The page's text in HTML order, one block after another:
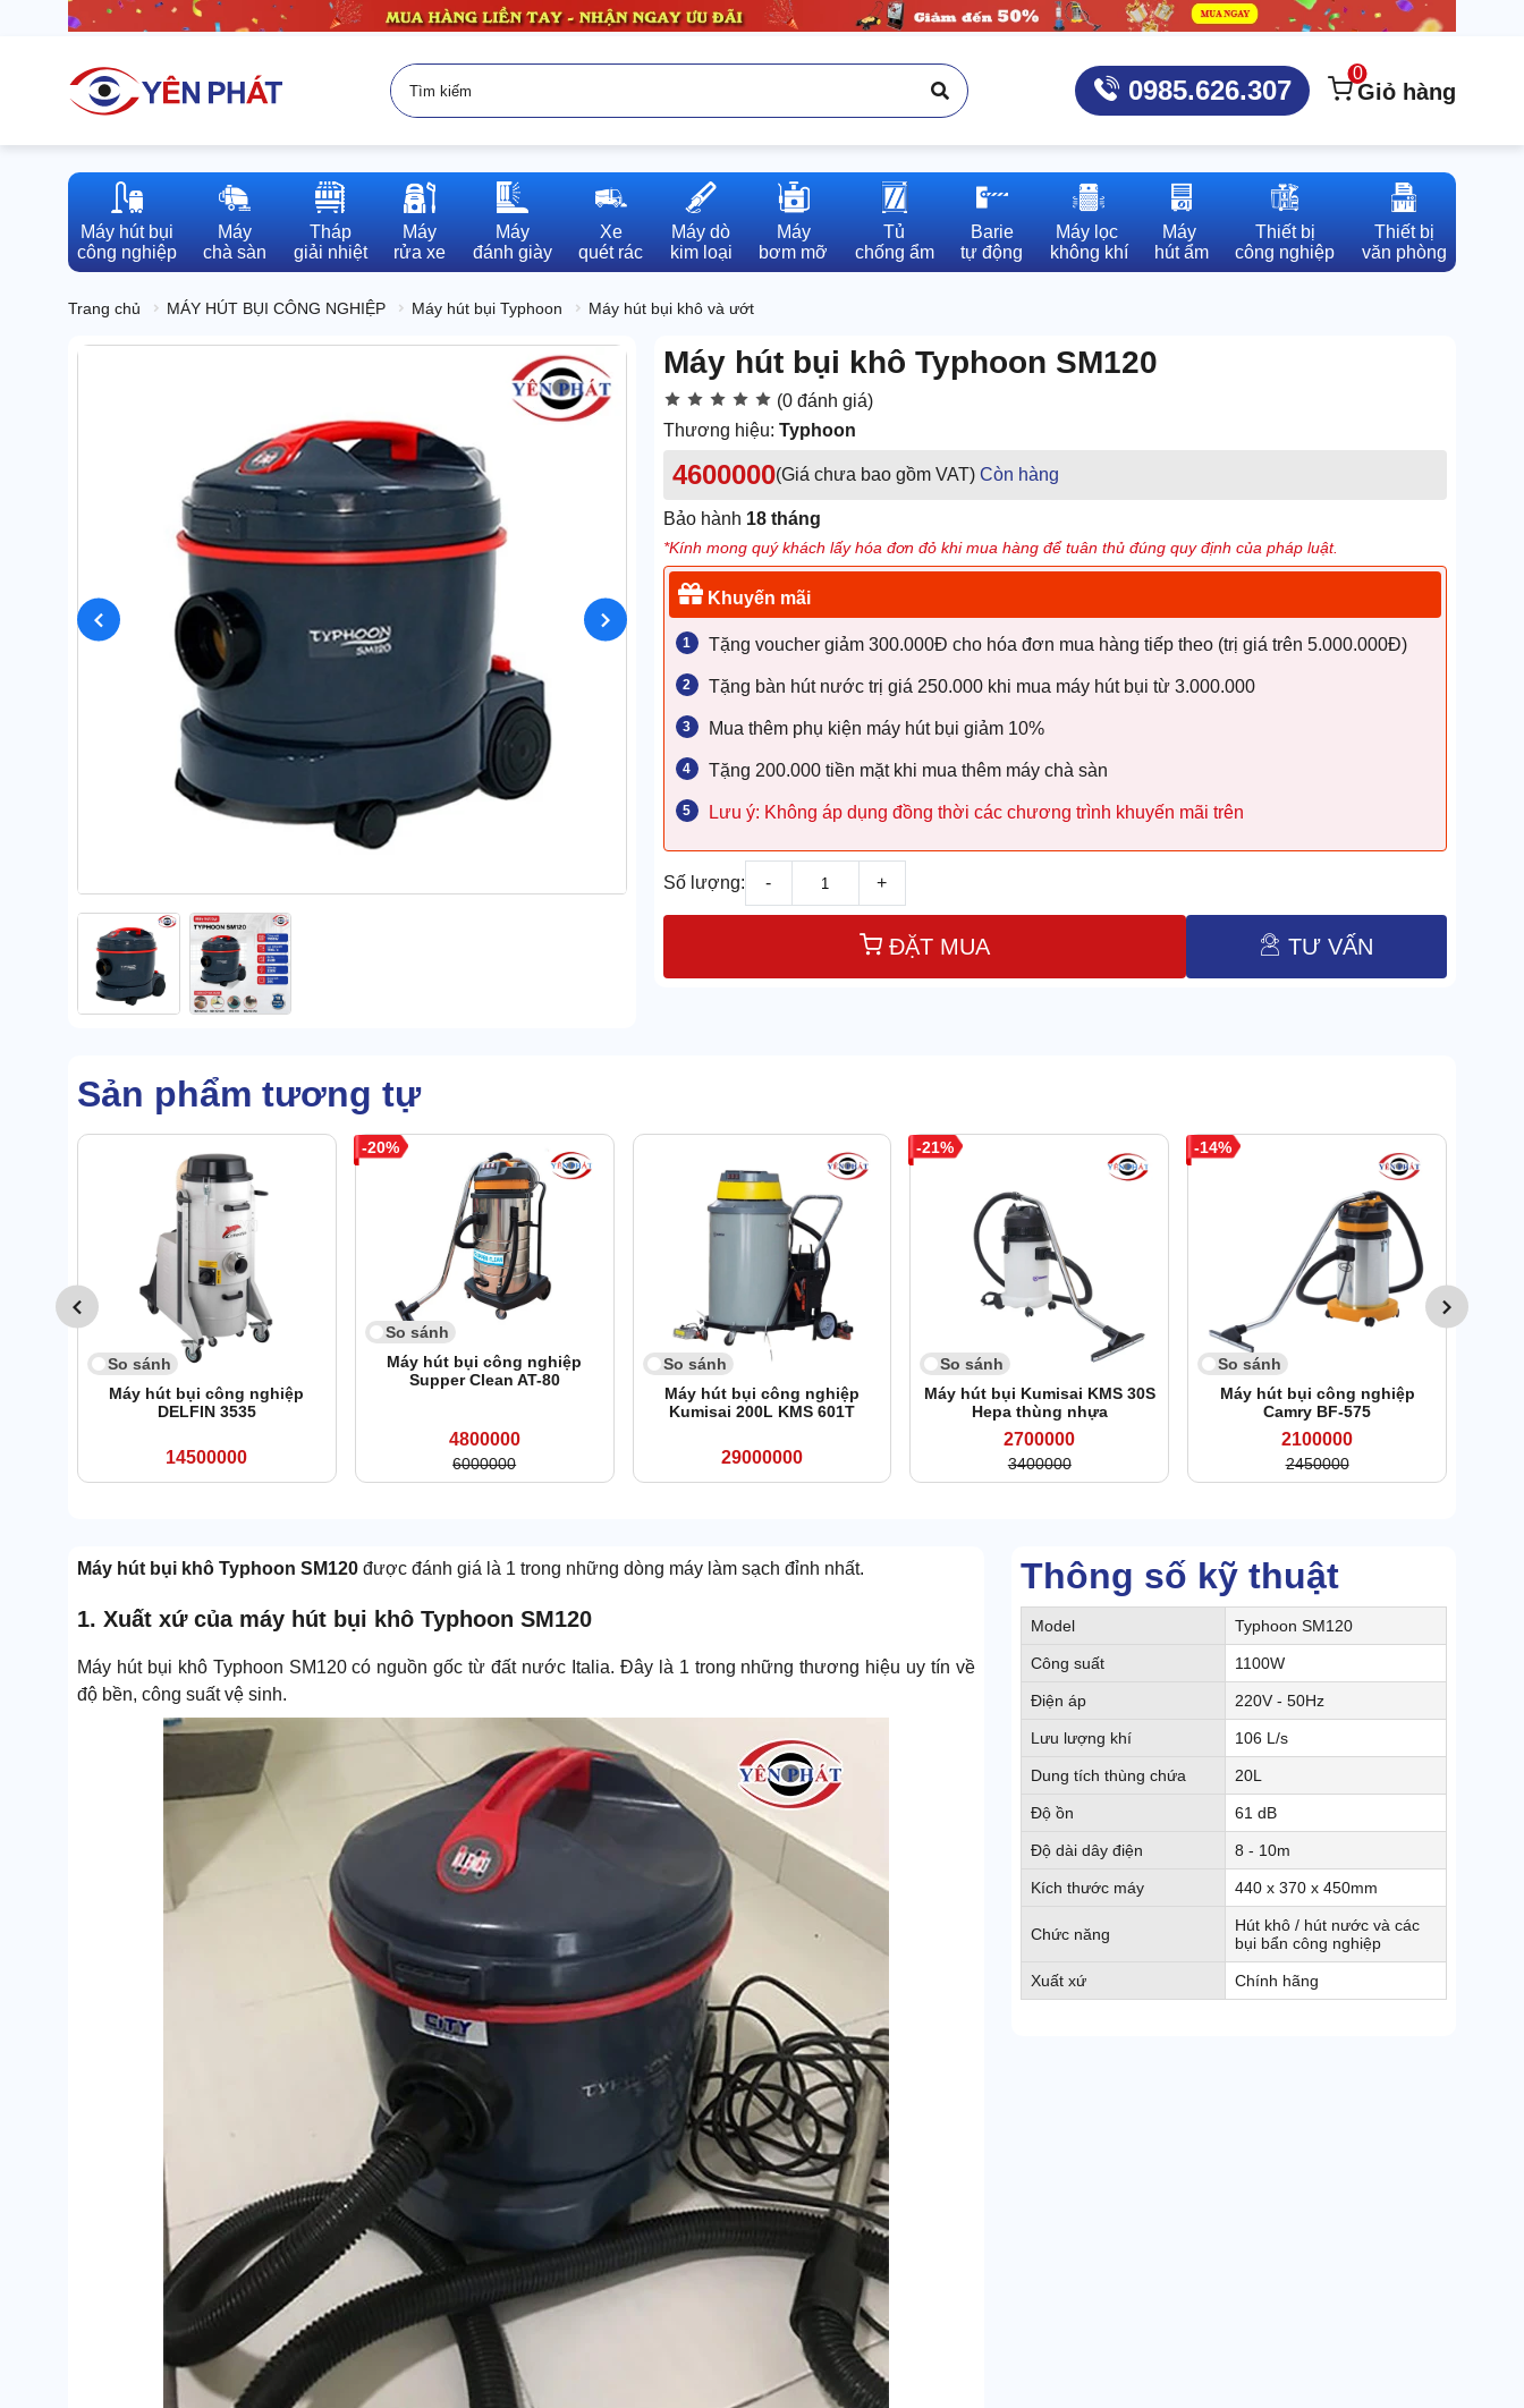
0985.626.307
0
Giỏ hàng
Máy hút bụi
công nghiệp
Máy
chà sàn
Tháp
giải nhiệt
Máy
rửa xe
Máy
đánh giày
Xe
quét rác
Máy dò
kim loại
Máy
bơm mỡ
Tủ
chống ẩm
Barie
tự động
Máy lọc
không khí
Máy
hút ẩm
Thiết bị
công nghiệp
Thiết bị
văn phòng
Trang chủ MÁY HÚT BỤI CÔNG NGHIỆP Máy hút bụi Typhoon Máy hút bụi khô và ướt
Máy hút bụi khô Typhoon SM120
(0 đánh giá)
Thương hiệu: Typhoon
4600000(Giá chưa bao gồm VAT) Còn hàng
Bảo hành 18 tháng
*Kính mong quý khách lấy hóa đơn đỏ khi mua hàng để tuân thủ đúng quy định của pháp luật.
Khuyến mãi
Tặng voucher giảm 300.000Đ cho hóa đơn mua hàng tiếp theo (trị giá trên 5.000.000Đ)
Tặng bàn hút nước trị giá 250.000 khi mua máy hút bụi từ 3.000.000
Mua thêm phụ kiện máy hút bụi giảm 10%
Tặng 200.000 tiền mặt khi mua thêm máy chà sàn
Lưu ý: Không áp dụng đồng thời các chương trình khuyến mãi trên
Số lượng: - +
ĐẶT MUA TƯ VẤN
Sản phẩm tương tự
So sánh
Máy hút bụi công nghiệp
DELFIN 3535
14500000
20
So sánh
Máy hút bụi công nghiệp
Supper Clean AT-80
4800000
6000000
So sánh
Máy hút bụi công nghiệp
Kumisai 200L KMS 601T
29000000
21
So sánh
Máy hút bụi Kumisai KMS 30S
Hepa thùng nhựa
2700000
3400000
14
So sánh
Máy hút bụi công nghiệp
Camry BF-575
2100000
2450000
Thông số kỹ thuật
Model Typhoon SM120
Công suất 1100W
Điện áp 220V - 50Hz
Lưu lượng khí 106 L/s
Dung tích thùng chứa 20L
Độ ồn 61 dB
Độ dài dây điện 8 - 10m
Kích thước máy 440 x 370 x 450mm
Chức năng
Hút khô / hút nước và các
bụi bẩn công nghiệp
Xuất xứ Chính hãng
Máy hút bụi khô Typhoon SM120 được đánh giá là 1 trong những dòng máy làm sạch đỉnh nhất.
1. Xuất xứ của máy hút bụi khô Typhoon SM120
Máy hút bụi khô Typhoon SM120 có nguồn gốc từ đất nước Italia. Đây là 1 trong những thương hiệu uy tín về
độ bền, công suất vệ sinh.